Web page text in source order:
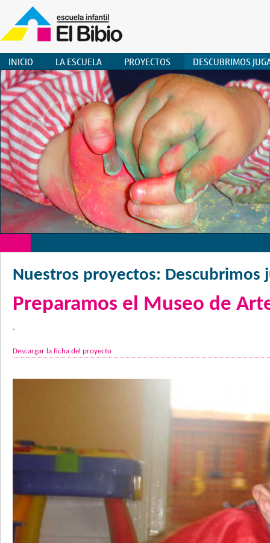
INICIO LA ESCUELA PROYECTOS DESCUBRIMOS
Nuestros proyectos: Descubrimos
Preparamos el Museo de
.
Descargar la ficha del proyecto